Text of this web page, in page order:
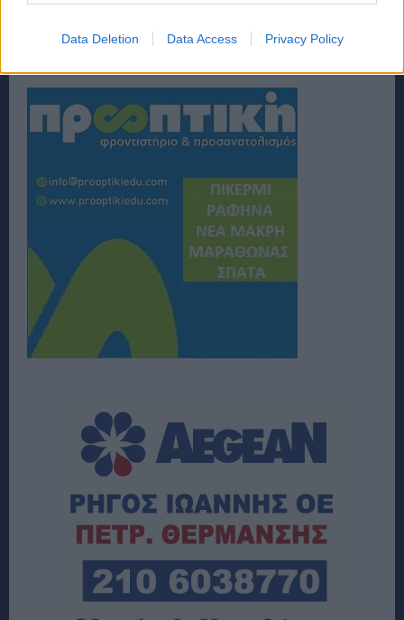
Data Deletion Data Access Privacy Policy